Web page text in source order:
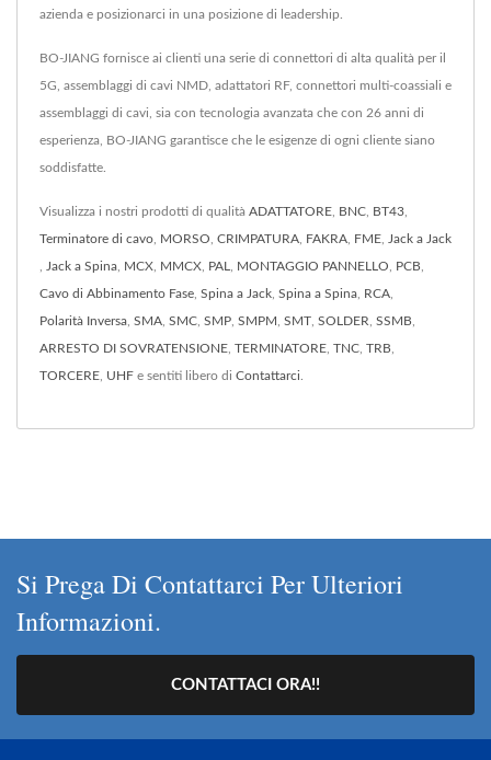
azienda e posizionarci in una posizione di leadership.
BO-JIANG fornisce ai clienti una serie di connettori di alta qualità per il
5G, assemblaggi di cavi NMD, adattatori RF, connettori multi-coassiali e
assemblaggi di cavi, sia con tecnologia avanzata che con 26 anni di
esperienza, BO-JIANG garantisce che le esigenze di ogni cliente siano
soddisfatte.
Visualizza i nostri prodotti di qualità ADATTATORE BNC BT43
Terminatore di cavo MORSO CRIMPATURA FAKRA FME Jack a Jack
Jack a Spina MCX MMCX PAL MONTAGGIO PANNELLO PCB
Cavo di Abbinamento Fase Spina a Jack Spina a Spina RCA
Polarità Inversa SMA SMC SMP SMPM SMT SOLDER SSMB
ARRESTO DI SOVRATENSIONE TERMINATORE TNC TRB
TORCERE UHF e sentiti libero di Contattarci
Si Prega Di Contattarci Per Ulteriori
Informazioni.
CONTATTACI ORA!!